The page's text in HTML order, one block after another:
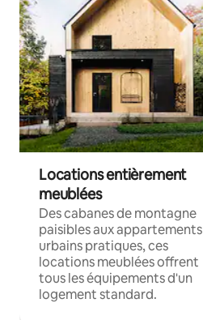
Locations entièrement
meublées
Des cabanes de montagne
paisibles aux appartements
urbains pratiques, ces
locations meublées offrent
tous les équipements d'un
logement standard.